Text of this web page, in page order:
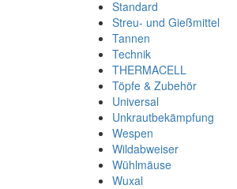
Standard
Streu- und Gießmittel
Tannen
Technik
THERMACELL
Töpfe & Zubehör
Universal
Unkrautbekämpfung
Wespen
Wildabweiser
Wühlmäuse
Wuxal